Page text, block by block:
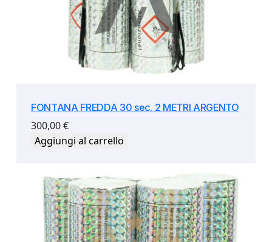
FONTANA FREDDA 30 sec. 2 METRI ARGENTO
300,00€
Aggiungi al carrello